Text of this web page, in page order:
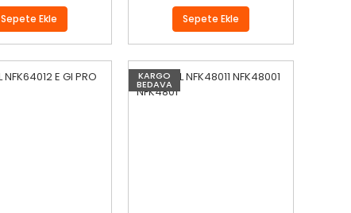
Sepete Ekle Sepete Ekle
KARGO
BEDAVA